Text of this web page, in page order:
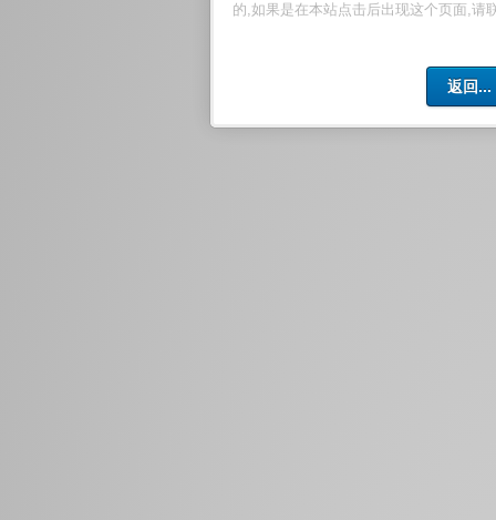
的,如果是在本站点击后出现这个页面,请
返回...